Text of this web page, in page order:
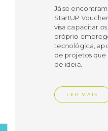
Já se
StartUP
visa capacitar
próprio
tecnológica,
de projetos que
de ideia.
LER MAIS